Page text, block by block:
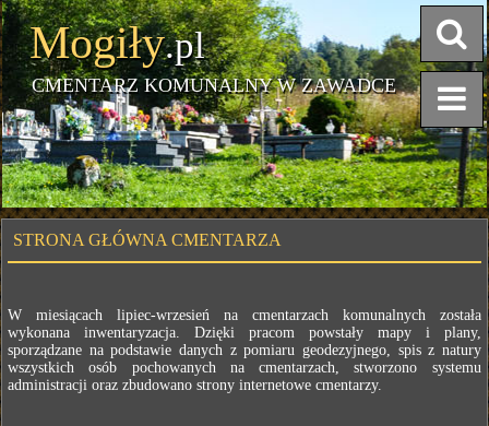
Mogiły.pl
CMENTARZ KOMUNALNY W ZAWADCE
STRONA GŁÓWNA CMENTARZA
W miesiącach lipiec-wrzesień na cmentarzach komunalnych została
wykonana inwentaryzacja. Dzięki pracom powstały mapy i plany,
sporządzane na podstawie danych z pomiaru geodezyjnego, spis z natury
wszystkich osób pochowanych na cmentarzach, stworzono systemu
administracji oraz zbudowano strony internetowe cmentarzy.